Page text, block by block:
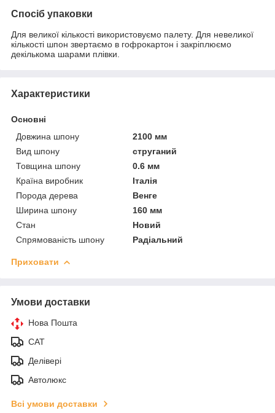
Спосіб упаковки
Для великої кількості використовуємо палету. Для невеликої
кількості шпон звертаємо в гофрокартон і закріплюємо
декількома шарами плівки.
Характеристики
Основні
Довжина шпону
2100 мм
Вид шпону
струганий
Товщина шпону
0.6 мм
Країна виробник
Італія
Порода дерева
Венге
Ширина шпону
160 мм
Стан
Новий
Спрямованість шпону
Радіальний
Приховати
Умови доставки
Нова Пошта
САТ
Делівері
Автолюкс
Всі умови доставки